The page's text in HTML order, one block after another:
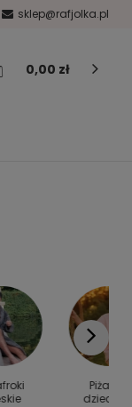
sklep@rafjolka.pl
0,00 zł
Piżamy